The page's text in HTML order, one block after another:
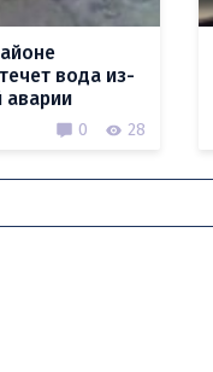
вода из-
аварии
0 28